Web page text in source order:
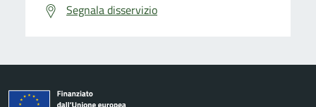
Segnala disservizio